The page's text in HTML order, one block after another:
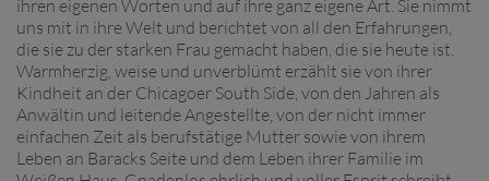
ihren eigenen Worten und auf ihre ganz eigene Art. Sie nimmt
uns mit in ihre Welt und berichtet von all den Erfahrungen,
die sie zu der starken Frau gemacht haben, die sie heute ist.
Warmherzig, weise und unverblümt erzählt sie von ihrer
Kindheit an der Chicagoer South Side, von den Jahren als
Anwältin und leitende Angestellte, von der nicht immer
einfachen Zeit als berufstätige Mutter sowie von ihrem
Leben an Baracks Seite und dem Leben ihrer Familie im